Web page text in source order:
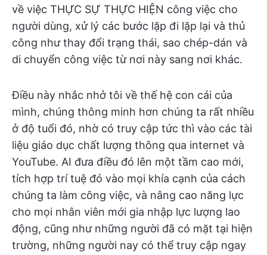
về việc THỰC SỰ THỰC HIỆN công việc cho
người dùng, xử lý các bước lặp đi lặp lại và thủ
công như thay đổi trạng thái, sao chép-dán và
di chuyển công việc từ nơi này sang nơi khác.
Điều này nhắc nhở tôi về thế hệ con cái của
mình, chúng thông minh hơn chúng ta rất nhiều
ở độ tuổi đó, nhờ có truy cập tức thì vào các tài
liệu giáo dục chất lượng thông qua internet và
YouTube. AI đưa điều đó lên một tầm cao mới,
tích hợp trí tuệ đó vào mọi khía cạnh của cách
chúng ta làm công việc, và nâng cao năng lực
cho mọi nhân viên mới gia nhập lực lượng lao
động, cũng như những người đã có mặt tại hiện
trường, những người nay có thể truy cập ngay